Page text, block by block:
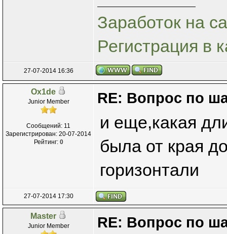
Заработок на
Регистрация в
27-07-2014 16:36
Ox1de
Junior Member
Сообщений: 11
Зарегистрирован: 20-07-2014
Рейтинг: 0
RE: Вопрос по
и еще,какая
была от края
горизонтали
27-07-2014 17:30
Master
Junior Member RE: Вопрос по